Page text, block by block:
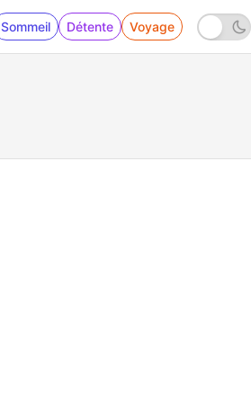
Sommeil Détente Voyage